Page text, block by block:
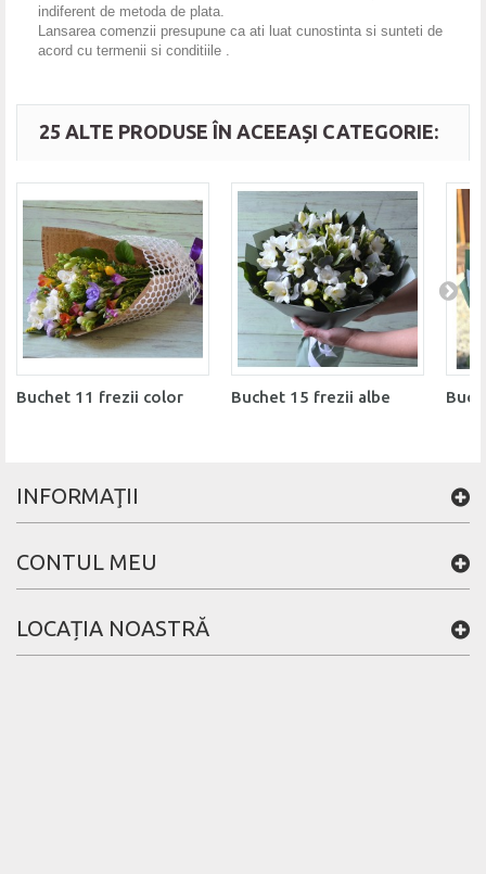
indiferent de metoda de plata.
Lansarea comenzii presupune ca ati luat cunostinta si sunteti de
acord cu termenii si conditiile .
25 ALTE PRODUSE ÎN ACEEAȘI CATEGORIE:
Buchet 11 frezii color Buchet 15 frezii albe
INFORMAŢII
CONTUL MEU
LOCAȚIA NOASTRĂ